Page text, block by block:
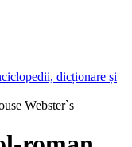
dicționare și